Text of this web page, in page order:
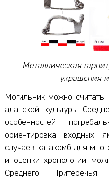
Металлическая
украшения
Могильник можно
аланской культуры
особенностей
ориентировка входных
случаев катакомб для
и оценки хронологии,
Среднего